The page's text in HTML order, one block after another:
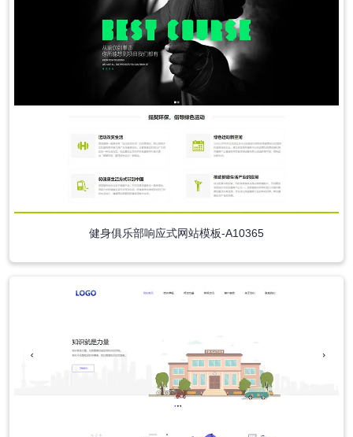
健身俱乐部响应式网站模板-A10365